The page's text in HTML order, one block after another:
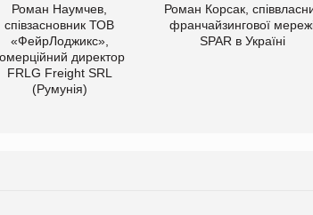
Роман Наумчев,
співзасновник ТОВ
«ФейрЛоджикс»,
директор
FRLG Freight SRL
(Румунія)
Роман Корсак,
франчайзингової
SPAR в Україні